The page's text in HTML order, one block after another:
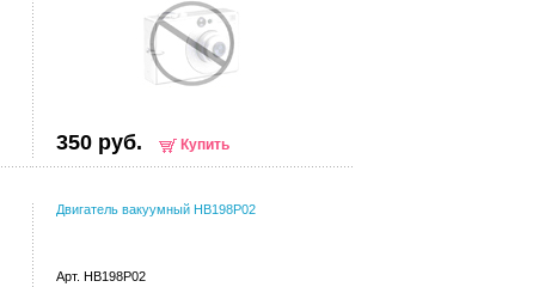
350 руб. Купить
Двигатель вакуумный HB198P02
Арт. HB198P02